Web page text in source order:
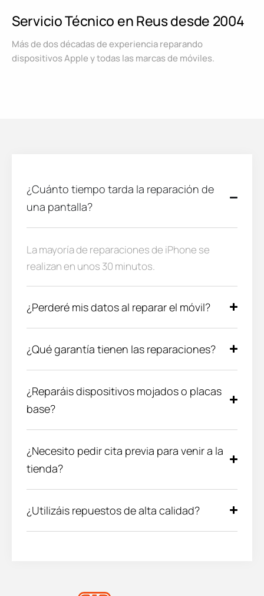
Servicio Técnico en Reus desde 2004
Más de dos décadas de experiencia reparando
dispositivos Apple y todas las marcas de móviles.
¿Cuánto tiempo tarda la reparación de
una pantalla?
La mayoría de reparaciones de iPhone se
realizan en unos 30 minutos.
¿Perderé mis datos al reparar el móvil?
¿Qué garantía tienen las reparaciones?
¿Reparáis dispositivos mojados o placas
base?
¿Necesito pedir cita previa para venir a la
tienda?
¿Utilizáis repuestos de alta calidad?